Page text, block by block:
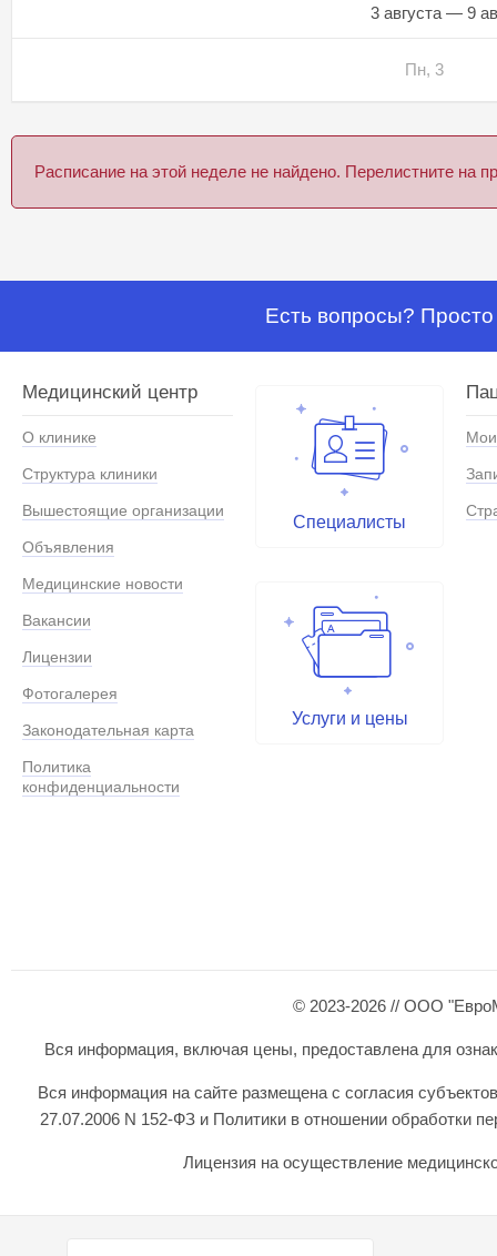
3 августа — 9
Пн, 3
Расписание на этой неделе не найдено. Перелистните
Есть вопросы?
Медицинский центр
О клинике
Структура клиники
Вышестоящие организации
Объявления
Медицинские новости
Вакансии
Лицензии
Фотогалерея
Законодательная карта
Политика
конфиденциальности
Специалисты
Услуги и цены
© 2023-2026 // ООО
Вся информация, включая цены, предоставлена для
Вся информация на сайте размещена с согласия
27.07.2006 N 152-ФЗ и Политики в отношении обработки
Лицензия на осуществление